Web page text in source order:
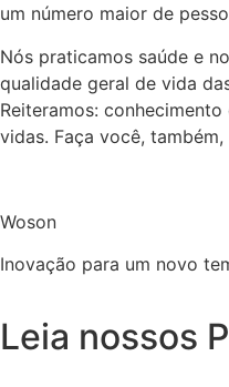
um número maior de
Nós praticamos saúde e
qualidade geral de vida
Reiteramos:
vidas. Faça você,
Woson
Inovação para um novo
Leia nossos